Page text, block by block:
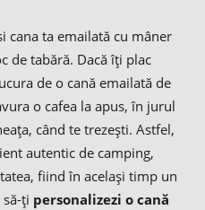
cana ta emailată cu mâner
de tabără. Dacă îți plac
de o cană emailată de
o cafea la apus, în jurul
când te trezești. Astfel,
autentic de camping,
fiind în același timp un
ți personalizezi o cană